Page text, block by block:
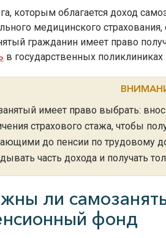
которым облагается доход
медицинского
гражданин имеет право
в государственных поликлиниках
имеет право выбрать:
страхового стажа, чтобы
до пенсии по трудовому
часть дохода и получать
ли
фонд